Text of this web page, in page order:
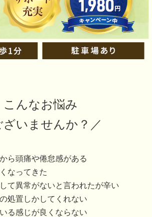
こんなお悩み
ざいませんか？ ／
ら頭痛や倦怠感がある
なってきた
て異常がないと言われたが辛い
処置しかしてくれない
る感じが良くならない